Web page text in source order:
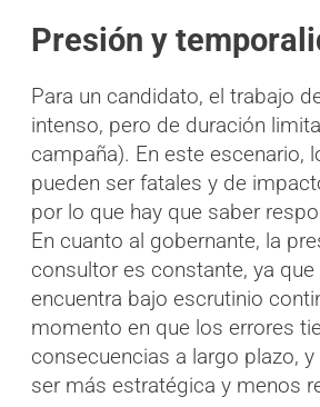
Presión y
Para un candidato, el trabajo
intenso, pero de duración
campaña). En este escenario,
pueden ser fatales y de
por lo que hay que saber
En cuanto al gobernante, la
consultor es constante, ya que
encuentra bajo escrutinio
momento en que los errores
consecuencias a largo plazo,
ser más estratégica y menos